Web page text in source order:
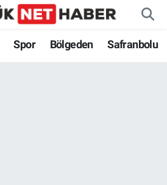
Spor Bölgeden Safranbolu